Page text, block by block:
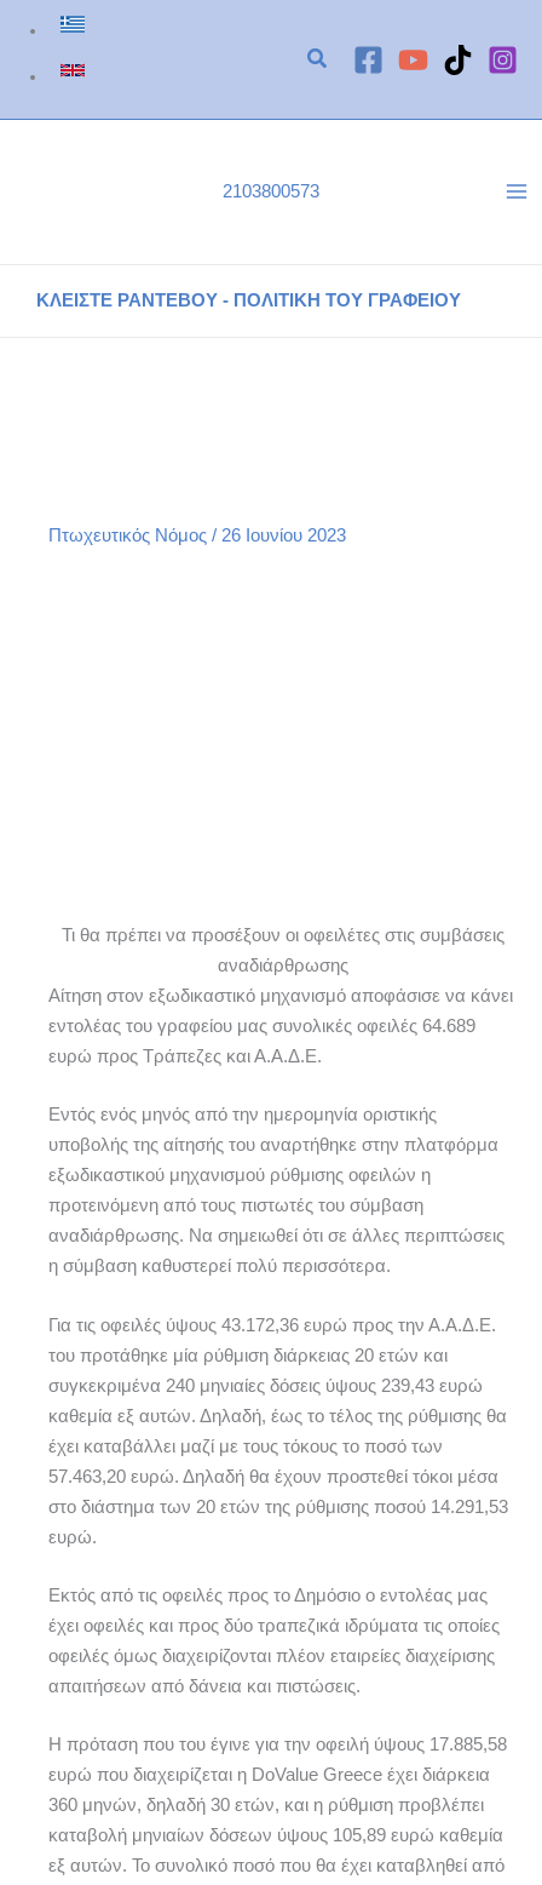
Μετάβαση
περιεχόμενο
2103800573
ΚΛΕΙΣΤΕ ΡΑΝΤΕΒΟΥ - ΠΟΛΙΤΙΚΗ ΤΟΥ ΓΡΑΦΕΙΟΥ
Πτωχευτικός Νόμος / 26 Ιουνίου 2023
Τι θα πρέπει να προσέξουν οι οφειλέτες στις συμβάσεις
αναδιάρθρωσης
Αίτηση στον εξωδικαστικό μηχανισμό αποφάσισε να κάνει
εντολέας του γραφείου μας συνολικές οφειλές 64.689
ευρώ προς Τράπεζες και Α.Α.Δ.Ε.
Εντός ενός μηνός από την ημερομηνία οριστικής
υποβολής της αίτησής του αναρτήθηκε στην πλατφόρμα
εξωδικαστικού μηχανισμού ρύθμισης οφειλών η
προτεινόμενη από τους πιστωτές του σύμβαση
αναδιάρθρωσης. Να σημειωθεί ότι σε άλλες περιπτώσεις
η σύμβαση καθυστερεί πολύ περισσότερα.
Για τις οφειλές ύψους 43.172,36 ευρώ προς την Α.Α.Δ.Ε.
του προτάθηκε μία ρύθμιση διάρκειας 20 ετών και
συγκεκριμένα 240 μηνιαίες δόσεις ύψους 239,43 ευρώ
καθεμία εξ αυτών. Δηλαδή, έως το τέλος της ρύθμισης θα
έχει καταβάλλει μαζί με τους τόκους το ποσό των
57.463,20 ευρώ. Δηλαδή θα έχουν προστεθεί τόκοι μέσα
στο διάστημα των 20 ετών της ρύθμισης ποσού 14.291,53
ευρώ.
Εκτός από τις οφειλές προς το Δημόσιο ο εντολέας μας
έχει οφειλές και προς δύο τραπεζικά ιδρύματα τις οποίες
οφειλές όμως διαχειρίζονται πλέον εταιρείες διαχείρισης
απαιτήσεων από δάνεια και πιστώσεις.
Η πρόταση που του έγινε για την οφειλή ύψους 17.885,58
ευρώ που διαχειρίζεται η DoValue Greece έχει διάρκεια
360 μηνών, δηλαδή 30 ετών, και η ρύθμιση προβλέπει
καταβολή μηνιαίων δόσεων ύψους 105,89 ευρώ καθεμία
εξ αυτών. Το συνολικό ποσό που θα έχει καταβληθεί από